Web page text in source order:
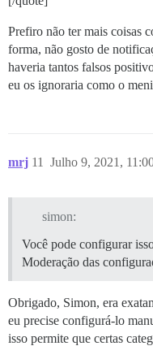
Prefiro não ter mais coisas
forma, não gosto de
haveria tantos falsos
eu os ignoraria como o
mrj Julho 9, 2021,
11
simon:
Você pode configurar
Moderação das
Obrigado, Simon, era
eu precise configurá-lo
isso permite que certas